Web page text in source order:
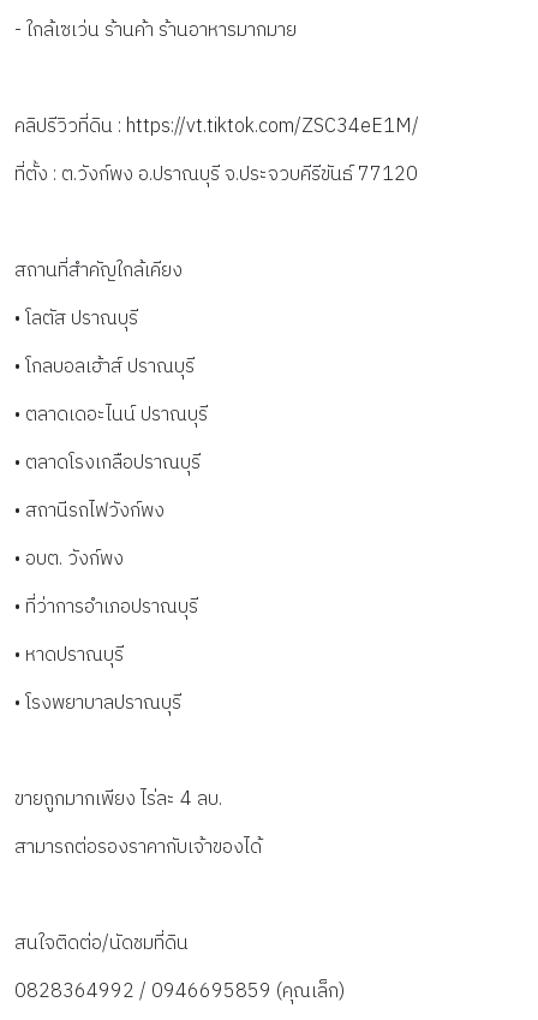
- ใกล้เซเว่น ร้านค้า ร้านอาหารมากมาย
คลิปรีวิวที่ดิน : https://vt.tiktok.com/ZSC34eE1M/
ที่ตั้ง : ต.วังก์พง อ.ปราณบุรี จ.ประจวบคีรีขันธ์ 77120
สถานที่สำคัญใกล้เคียง
• โลตัส ปราณบุรี
• โกลบอลเฮ้าส์ ปราณบุรี
• ตลาดเดอะไนน์ ปราณบุรี
• ตลาดโรงเกลือปราณบุรี
• สถานีรถไฟวังก์พง
• อบต. วังก์พง
• ที่ว่าการอำเภอปราณบุรี
• หาดปราณบุรี
• โรงพยาบาลปราณบุรี
ขายถูกมากเพียง ไร่ละ 4 ลบ.
สามารถต่อรองราคากับเจ้าของได้
สนใจติดต่อ/นัดชมที่ดิน
0828364992 / 0946695859 (คุณเล็ก)